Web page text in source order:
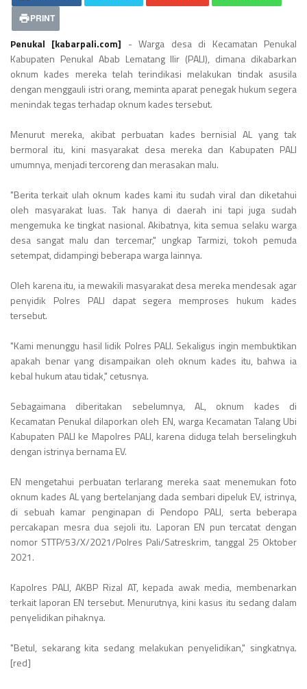
PRINT
Penukal [kabarpali.com] - Warga desa di Kecamatan Penukal
Kabupaten Penukal Abab Lematang Ilir (PALI), dimana dikabarkan
oknum kades mereka telah terindikasi melakukan tindak asusila
dengan menggauli istri orang, meminta aparat penegak hukum segera
menindak tegas terhadap oknum kades tersebut.
Menurut mereka, akibat perbuatan kades bernisial AL yang tak
bermoral itu, kini masyarakat desa mereka dan Kabupaten PALI
umumnya, menjadi tercoreng dan merasakan malu.
"Berita terkait ulah oknum kades kami itu sudah viral dan diketahui
oleh masyarakat luas. Tak hanya di daerah ini tapi juga sudah
mengemuka ke tingkat nasional. Akibatnya, kita semua selaku warga
desa sangat malu dan tercemar," ungkap Tarmizi, tokoh pemuda
setempat, didampingi beberapa warga lainnya.
Oleh karena itu, ia mewakili masyarakat desa mereka mendesak agar
penyidik Polres PALI dapat segera memproses hukum kades
tersebut.
"Kami menunggu hasil lidik Polres PALI. Sekaligus ingin membuktikan
apakah benar yang disampaikan oleh oknum kades itu, bahwa ia
kebal hukum atau tidak," cetusnya.
Sebagaimana diberitakan sebelumnya, AL, oknum kades di
Kecamatan Penukal dilaporkan oleh EN, warga Kecamatan Talang Ubi
Kabupaten PALI ke Mapolres PALI, karena diduga telah berselingkuh
dengan istrinya bernama EV.
EN mengetahui perbuatan terlarang mereka saat menemukan foto
oknum kades AL yang bertelanjang dada sembari dipeluk EV, istrinya,
di sebuah kamar penginapan di Pendopo PALI, serta beberapa
percakapan mesra dua sejoli itu. Laporan EN pun tercatat dengan
nomor STTP/53/X/2021/Polres Pali/Satreskrim, tanggal 25 Oktober
2021.
Kapolres PALI, AKBP Rizal AT, kepada awak media, membenarkan
terkait laporan EN tersebut. Menurutnya, kini kasus itu sedang dalam
penyelidikan pihaknya.
"Betul, sekarang kita sedang melakukan penyelidikan," singkatnya.
[red]